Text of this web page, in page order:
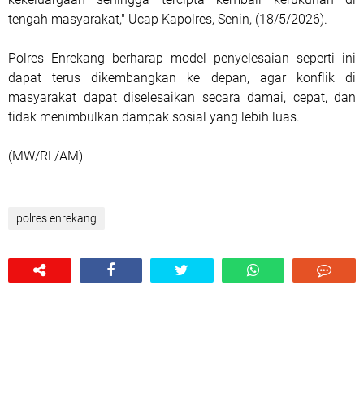
tengah masyarakat," Ucap Kapolres, Senin, (18/5/2026).
Polres Enrekang berharap model penyelesaian seperti ini
dapat terus dikembangkan ke depan, agar konflik di
masyarakat dapat diselesaikan secara damai, cepat, dan
tidak menimbulkan dampak sosial yang lebih luas.
(MW/RL/AM)
polres enrekang